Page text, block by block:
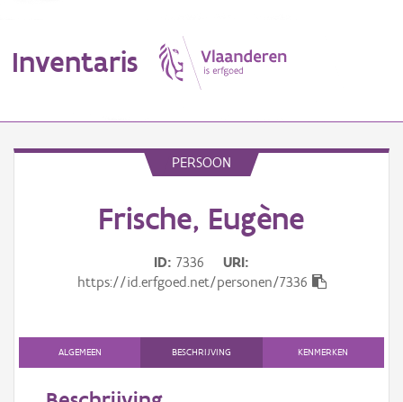
Inventaris
Thema
PERSOON
Frische, Eugène
ID 7336
URI
https://id.erfgoed.net/personen/7336
ALGEMEEN BESCHRIJVING KENMERKEN